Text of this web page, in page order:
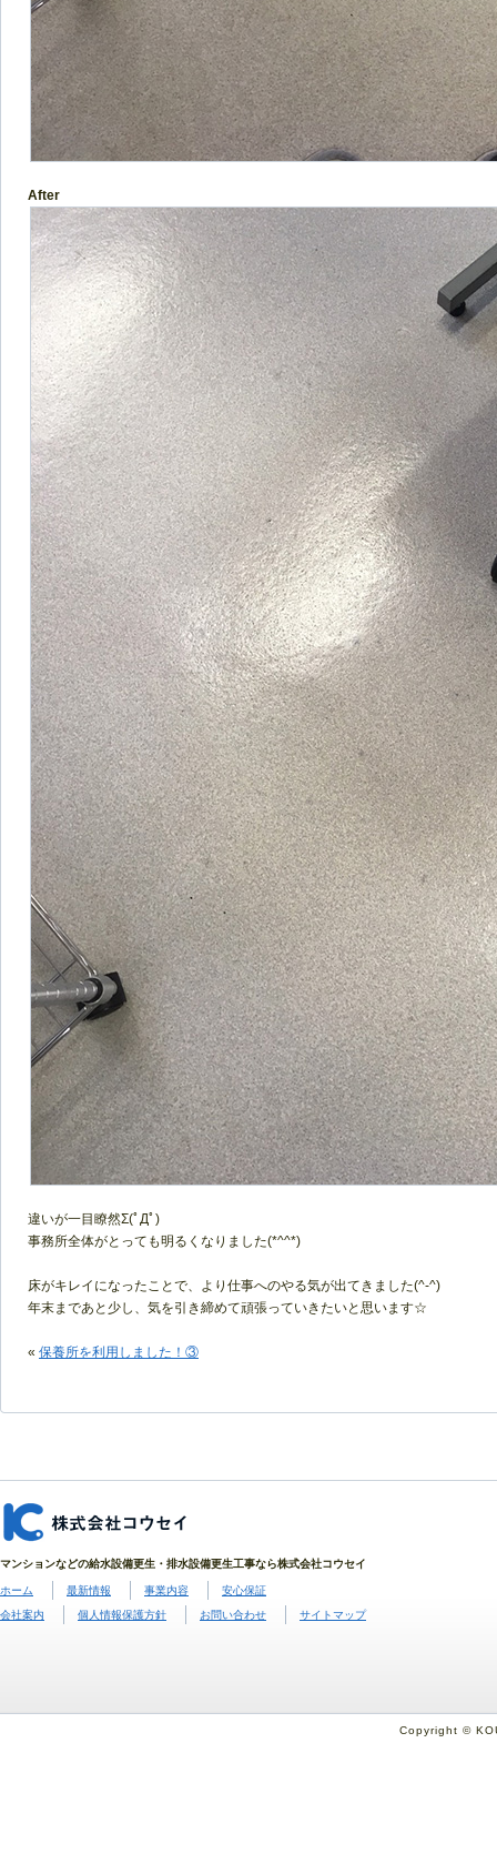
After
違いが一目瞭然Σ(ﾟДﾟ)
事務所全体がとっても明るくなりました(*^^*)
床がキレイになったことで、より仕事へのやる気が出てきました(^-^)
年末まであと少し、気を引き締めて頑張っていきたいと思います☆
« 保養所を利用しました！③
マンションなどの給水設備更生・排水設備更生工事なら株式会社コウセイ
ホーム 最新情報 事業内容
安心保証
会社案内
個人情報保護方針 お問い合わせ サイトマップ
Copyright ©